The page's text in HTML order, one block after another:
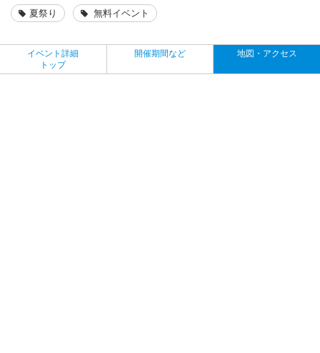
夏祭り 無料イベント
イベント詳細
トップ
開催期間など 地図・アクセス